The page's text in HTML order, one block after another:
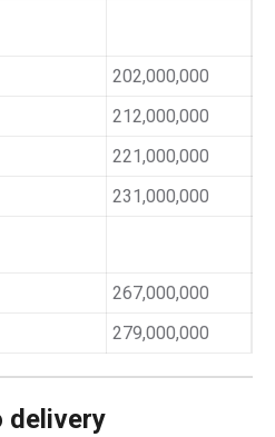
202,000,000
212,000,000
221,000,000
231,000,000
267,000,000
279,000,000
delivery